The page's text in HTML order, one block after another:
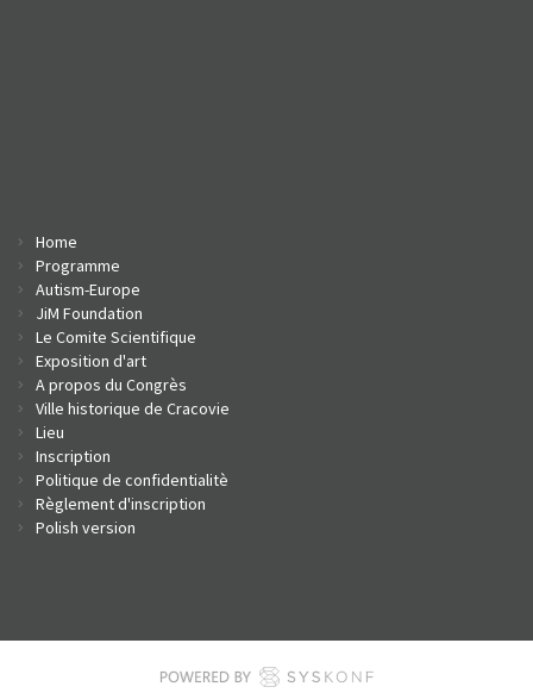
Home
Programme
Autism-Europe
JiM Foundation
Le Comite Scientifique
Exposition d'art
A propos du Congrès
Ville historique de Cracovie
Lieu
Inscription
Politique de confidentialitè
Règlement d'inscription
Polish version